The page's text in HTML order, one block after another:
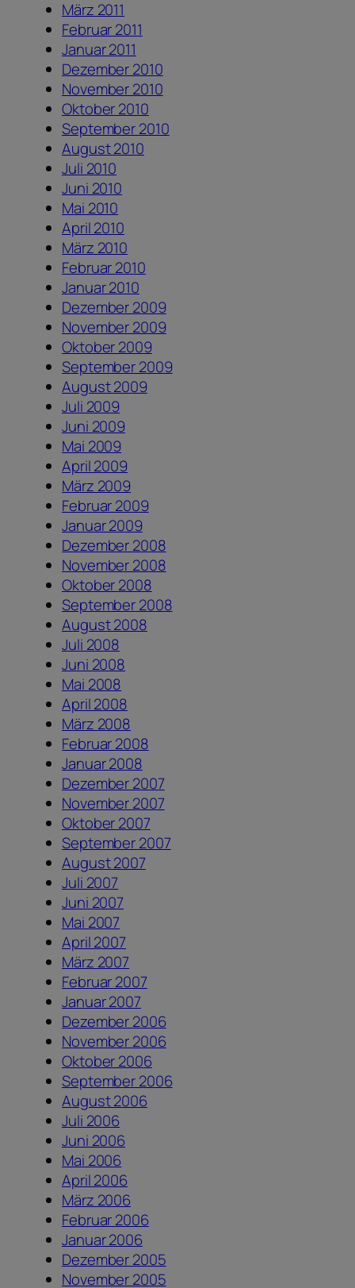
März 2011
Februar 2011
Januar 2011
Dezember 2010
November 2010
Oktober 2010
September 2010
August 2010
Juli 2010
Juni 2010
Mai 2010
April 2010
März 2010
Februar 2010
Januar 2010
Dezember 2009
November 2009
Oktober 2009
September 2009
August 2009
Juli 2009
Juni 2009
Mai 2009
April 2009
März 2009
Februar 2009
Januar 2009
Dezember 2008
November 2008
Oktober 2008
September 2008
August 2008
Juli 2008
Juni 2008
Mai 2008
April 2008
März 2008
Februar 2008
Januar 2008
Dezember 2007
November 2007
Oktober 2007
September 2007
August 2007
Juli 2007
Juni 2007
Mai 2007
April 2007
März 2007
Februar 2007
Januar 2007
Dezember 2006
November 2006
Oktober 2006
September 2006
August 2006
Juli 2006
Juni 2006
Mai 2006
April 2006
März 2006
Februar 2006
Januar 2006
Dezember 2005
November 2005